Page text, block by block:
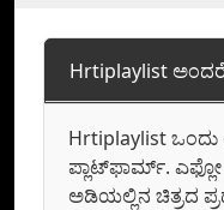
Hrtiplaylist
Hrtiplaylist
ಪ್ಲಾಟ್‌ಫಾರ್ಮ್.
ಅಡಿಯಲ್ಲಿನ ಚಿತ್ರದ